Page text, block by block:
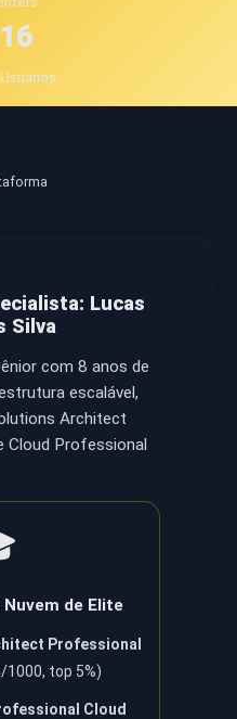
Lucas
Silva
com 8 anos de
escalável,
Architect
Cloud Professional
de Elite
Professional
top 5%)
Cloud